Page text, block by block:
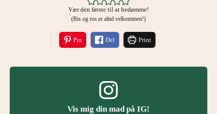
Vær den første til at bedømme!
(Ris og ros er altid velkommen!)
Pin Del Print
Vis mig din mad på IG!